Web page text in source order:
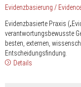
Evidenzbasierung /
Evidenzbasierte Praxis
verantwortungsbewusste
besten, externen,
Entscheidungsfindung.
Details